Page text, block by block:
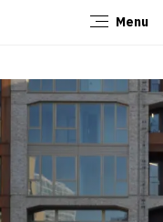
Menu
Sluiten